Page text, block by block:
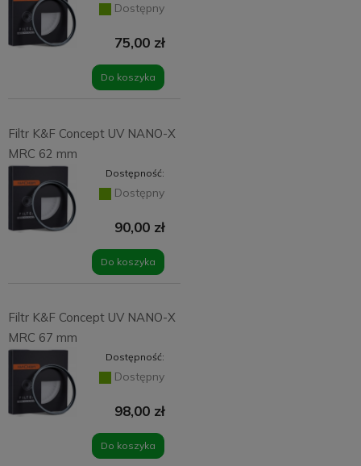
Dostępny
75,00 zł
Do koszyka
Filtr K&F Concept UV NANO-X
MRC 62 mm
Dostępność:
Dostępny
90,00 zł
Do koszyka
Filtr K&F Concept UV NANO-X
MRC 67 mm
Dostępność:
Dostępny
98,00 zł
Do koszyka